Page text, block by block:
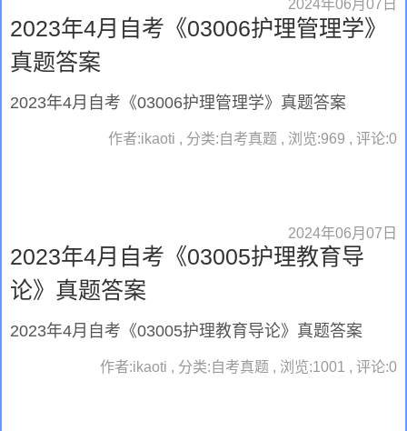
2024年06月07日
2023年4月自考《03006护理管理学》
真题答案
2023年4月自考《03006护理管理学》真题答案
作者:ikaoti , 分类:自考真题 , 浏览:969 , 评论:0
2024年06月07日
2023年4月自考《03005护理教育导
论》真题答案
2023年4月自考《03005护理教育导论》真题答案
作者:ikaoti , 分类:自考真题 , 浏览:1001 , 评论:0